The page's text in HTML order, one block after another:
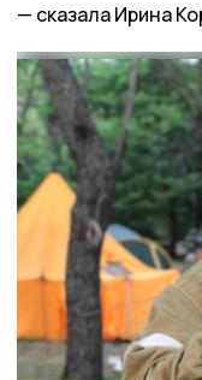
сказала Ирина